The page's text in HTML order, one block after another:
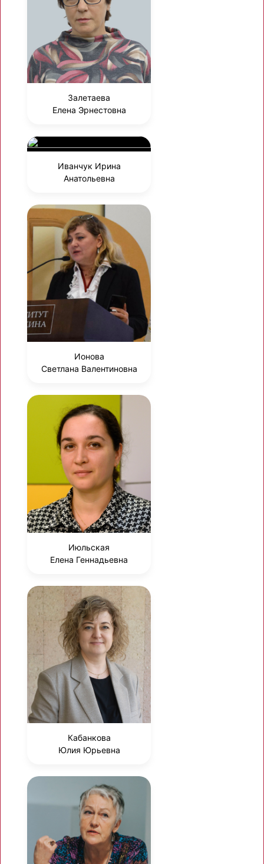
Залетаева
Елена Эрнестовна
Иванчук Ирина
Анатольевна
Ионова
Светлана Валентиновна
Июльская
Елена Геннадьевна
Кабанкова
Юлия Юрьевна